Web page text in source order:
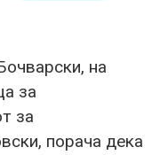
на
за
за
порача дека